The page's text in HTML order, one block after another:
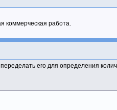
коммерческая работа.
его для определения